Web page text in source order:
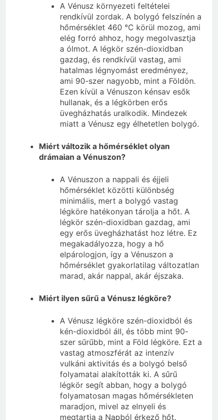
A Vénusz környezeti feltételei
rendkívül zordak. A bolygó felszínén a
hőmérséklet 460 °C körül mozog, ami
elég forró ahhoz, hogy megolvasztja
a ólmot. A légkör szén-dioxidban
gazdag, és rendkívül vastag, ami
hatalmas légnyomást eredményez,
ami 90-szer nagyobb, mint a Földön.
Ezen kívül a Vénuszon kénsav esők
hullanak, és a légkörben erős
üvegházhatás uralkodik. Mindezek
miatt a Vénusz egy élhetetlen bolygó.
Miért változik a hőmérséklet olyan
drámaian a Vénuszon?
A Vénuszon a nappali és éjjeli
hőmérséklet közötti különbség
minimális, mert a bolygó vastag
légköre hatékonyan tárolja a hőt. A
légkör szén-dioxidban gazdag, ami
egy erős üvegházhatást hoz létre. Ez
megakadályozza, hogy a hő
elpárologjon, így a Vénuszon a
hőmérséklet gyakorlatilag változatlan
marad, akár nappal, akár éjszaka.
Miért ilyen sűrű a Vénusz légköre?
A Vénusz légköre szén-dioxidból és
kén-dioxidból áll, és több mint 90-
szer sűrűbb, mint a Föld légköre. Ezt a
vastag atmoszférát az intenzív
vulkáni aktivitás és a bolygó belső
folyamatai alakították ki. A sűrű
légkör segít abban, hogy a bolygó
folyamatosan magas hőmérsékleten
maradjon, mivel az elnyeli és
megtartja a Napból érkező hőt.